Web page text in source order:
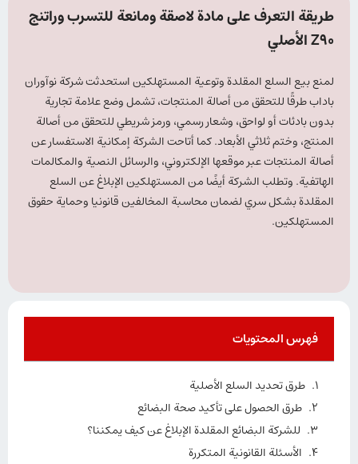
طريقة التعرف على مادة لاصقة ومانعة للتسرب وراتنج
Z90 الأصلي
لمنع بيع السلع المقلدة وتوعية المستهلكين استحدثت شركة نوآوران
باداب طرقًا للتحقق من أصالة المنتجات، تشمل وضع علامة تجارية
بدون بادئات أو لواحق، وشعار رسمي، ورمز شريطي للتحقق من أصالة
المنتج، وختم ثلاثي الأبعاد. كما أتاحت الشركة إمكانية الاستفسار عن
أصالة المنتجات عبر موقعها الإلكتروني، والرسائل النصية والمكالمات
الهاتفية. وتطلب الشركة أيضًا من المستهلكين الإبلاغ عن السلع
المقلدة بشكل سري لضمان محاسبة المخالفين قانونيا وحماية حقوق
المستهلكين.
فهرس المحتويات
طرق تحديد السلع الأصلية
طرق الحصول على تأكيد صحة البضائع
للشركة البضائع المقلدة الإبلاغ عن كيف يمكننا؟
الأسئلة القانونية المتكررة